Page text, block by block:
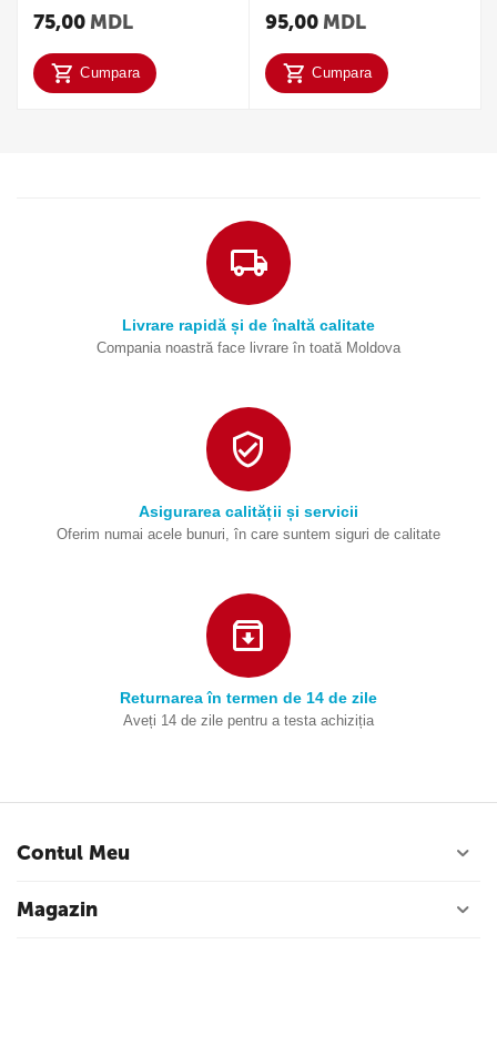
75,00 MDL
Cumpara
95,00 MDL
Cumpara
Livrare rapidă și de înaltă calitate
Compania noastră face livrare în toată Moldova
Asigurarea calității și servicii
Oferim numai acele bunuri, în care suntem siguri de calitate
Returnarea în termen de 14 de zile
Aveți 14 de zile pentru a testa achiziția
Contul Meu
Magazin